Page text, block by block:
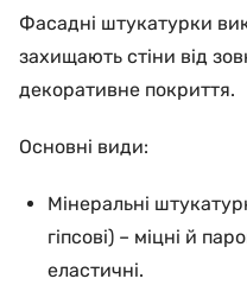
Фасадні штукатурки
захищають стіни від
декоративне покриття.
Основні види:
Мінеральні
гіпсові) – міцні й
еластичні.